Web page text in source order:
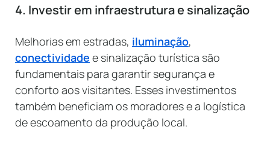
4. Investir em infraestrutura e sinalização
Melhorias em estradas, iluminação,
conectividade e sinalização turística são
fundamentais para garantir segurança e
conforto aos visitantes. Esses investimentos
também beneficiam os moradores e a logística
de escoamento da produção local.